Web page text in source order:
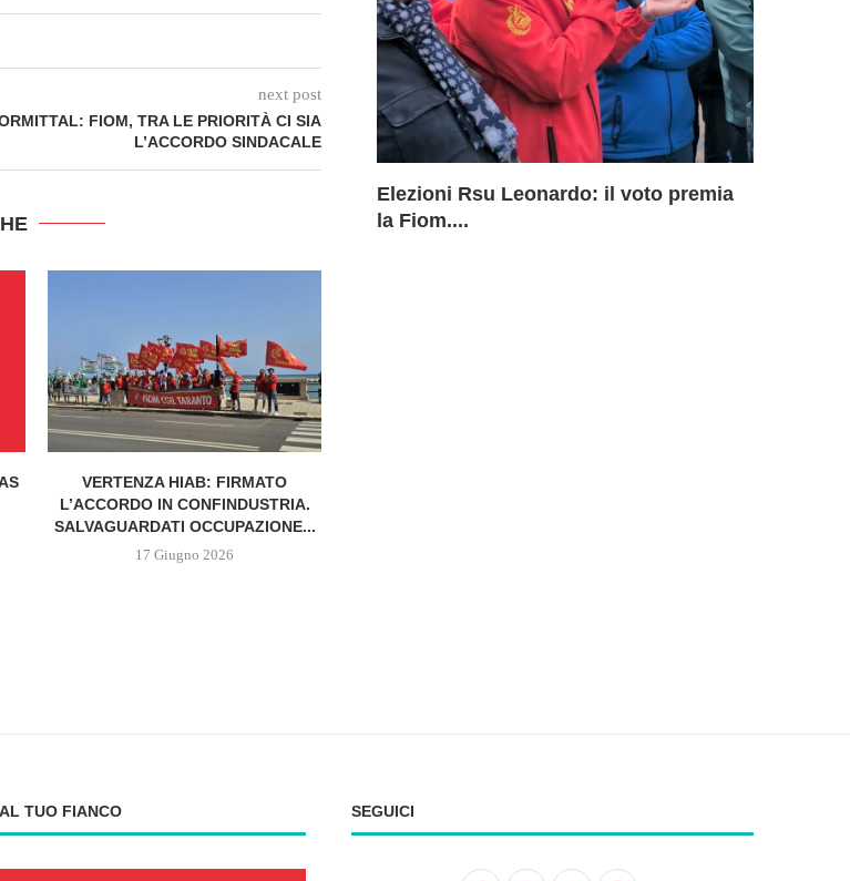
next post
FIOM, TRA LE PRIORITÀ CI SIA
L’ACCORDO SINDACALE
VERTENZA HIAB: FIRMATO
L’ACCORDO IN CONFINDUSTRIA.
SALVAGUARDATI OCCUPAZIONE...
17 Giugno 2026
Elezioni Rsu Leonardo: il voto premia
la Fiom....
TUO FIANCO SEGUICI